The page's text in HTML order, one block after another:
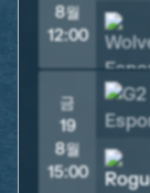
8월
12:00
금
19
8월
15:00